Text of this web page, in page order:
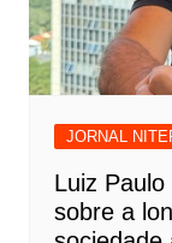
JORNAL
Luiz
sobre a